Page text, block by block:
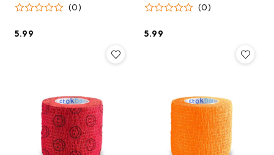
(0)
Cena:
5.99
(0)
Cena:
5.99